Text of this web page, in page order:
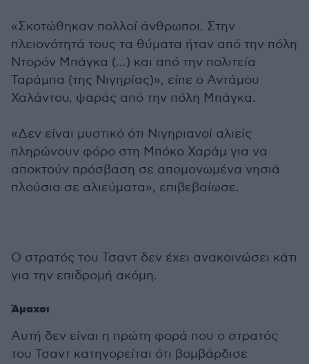
«Σκοτώθηκαν πολλοί άνθρωποι. Στην
πλειονότητά τους τα θύματα ήταν από την πόλη
Ντορόν Μπάγκα (...) και από την πολιτεία
Ταράμπα (της Νιγηρίας)», είπε ο Αντάμου
Χαλάντου, ψαράς από την πόλη Μπάγκα.
«Δεν είναι μυστικό ότι Nιγηριανοί αλιείς
πληρώνουν φόρο στη Μπόκο Χαράμ για να
αποκτούν πρόσβαση σε απομονωμένα νησιά
πλούσια σε αλιεύματα», επιβεβαίωσε.
Ο στρατός του Τσαντ δεν έχει ανακοινώσει κάτι
για την επιδρομή ακόμη.
Άμαχοι
Αυτή δεν είναι η πρώτη φορά που ο στρατός
του Τσαντ κατηγορείται ότι βομβάρδισε